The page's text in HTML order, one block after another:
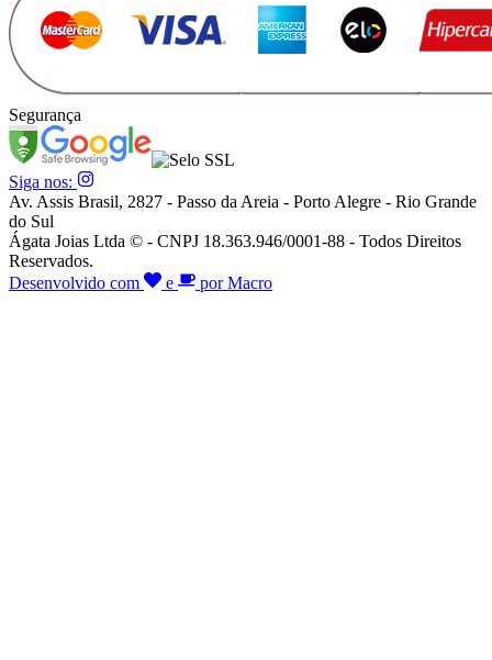
Segurança
Siga nos:
Av. Assis Brasil, 2827 - Passo da Areia - Porto Alegre - Rio Grande
do Sul
Ágata Joias Ltda © - CNPJ 18.363.946/0001-88 - Todos Direitos
Reservados.
Desenvolvido com
e por Macro